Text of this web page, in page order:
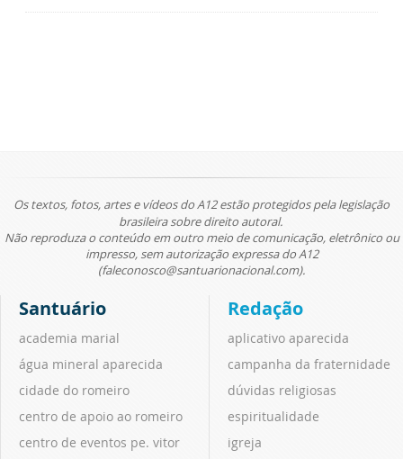
Os textos, fotos, artes e vídeos do A12 estão protegidos pela legislação
brasileira sobre direito autoral.
Não reproduza o conteúdo em outro meio de comunicação, eletrônico ou
impresso, sem autorização expressa do A12
(faleconosco@santuarionacional.com).
Santuário
academia marial
água mineral aparecida
cidade do romeiro
centro de apoio ao romeiro
centro de eventos pe. vitor
Redação
aplicativo aparecida
campanha da fraternidade
dúvidas religiosas
espiritualidade
igreja